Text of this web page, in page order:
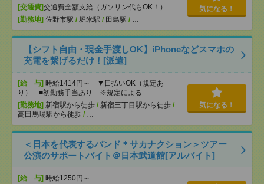
[交通費]交通費全額支給（ガソリン代もOK！）
[勤務地] 佐野市駅 / 堀米駅 / 田島駅 / …
気になる！
【シフト自由・現金手渡しOK】iPhoneなどスマホの
充電を繋げるだけ！[派遣]
[給 与] 時給1414円～ ▼日払いOK（規定あ
り） ■初勤務手当あり ※規定による
[勤務地] 新宿駅から徒歩 / 新宿三丁目駅から徒歩 /
高田馬場駅から徒歩 / …
気になる！
＜日本を代表するバンド＊サカナクション＞ツアー
公演のサポートバイト＠日本武道館[アルバイト]
[給 与] 時給1250円～